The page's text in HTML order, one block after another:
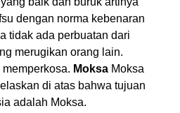
dengan norma kebenaran
tidak ada perbuatan dari
merugikan orang lain.
Moksa Moksa
di atas bahwa tujuan
adalah Moksa.